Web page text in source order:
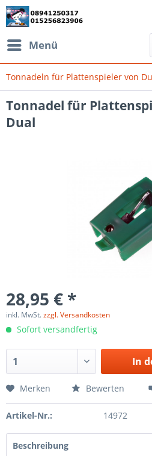
Menü
Tonnadeln für Plattenspieler von
Tonnadel für
Dual
28,95 € *
inkl. MwSt.zzgl. Versandkosten
Sofort versandfertig
In
Merken Bewerten
Artikel-Nr.: 14972
Beschreibung